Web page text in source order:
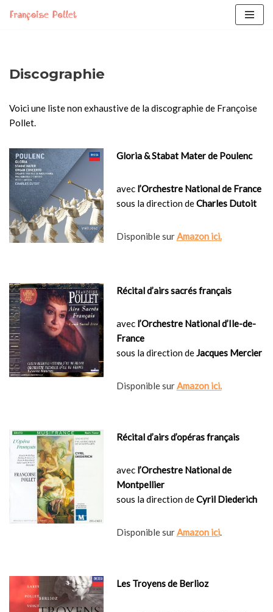
Discographie
Voici une liste non exhaustive de la discographie de Françoise
Pollet.
Gloria & Stabat Mater de Poulenc
avec l’Orchestre National de France
sous la direction deCharles Dutoit
Disponible surAmazon ici.
Récital d’airs sacrés français
avec l’Orchestre National d’Ile-de-
France
sous la direction deJacques Mercier
Disponible surAmazon ici.
Récital d’airs d’opéras français
avec l’Orchestre National de
Montpellier
sous la direction deCyril Diederich
Disponible surAmazon ici.
Les Troyens de Berlioz